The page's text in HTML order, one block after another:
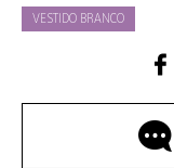
VESTIDO BRANCO